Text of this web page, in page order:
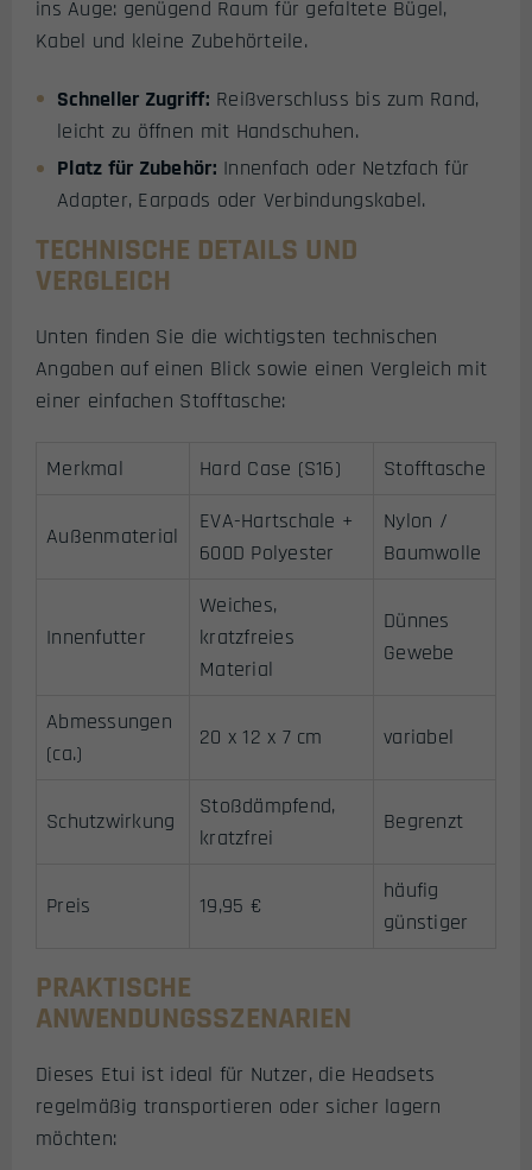
ins Auge: genügend Raum für gefaltete Bügel,
Kabel und kleine Zubehörteile.
Schneller Zugriff: Reißverschluss bis zum Rand,
leicht zu öffnen mit Handschuhen.
Platz für Zubehör: Innenfach oder Netzfach für
Adapter, Earpads oder Verbindungskabel.
TECHNISCHE DETAILS UND
VERGLEICH
Unten finden Sie die wichtigsten technischen
Angaben auf einen Blick sowie einen Vergleich mit
einer einfachen Stofftasche:
Merkmal Hard Case (S16) Stofftasche
Außenmaterial
EVA-Hartschale +
600D Polyester
Nylon /
Baumwolle
Innenfutter
Weiches,
kratzfreies
Material
Dünnes
Gewebe
Abmessungen
(ca.)
20 x 12 x 7 cm variabel
Schutzwirkung
Stoßdämpfend,
kratzfrei
Begrenzt
Preis 19,95 €
häufig
günstiger
PRAKTISCHE
ANWENDUNGSSZENARIEN
Dieses Etui ist ideal für Nutzer, die Headsets
regelmäßig transportieren oder sicher lagern
möchten: